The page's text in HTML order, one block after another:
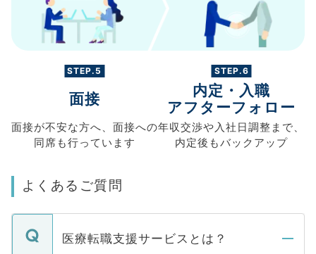
STEP.5
面接
面接が不安な方へ、 面接への
同席も行っています
STEP.6
内定・入職
アフターフォロー
年収交渉や入社日調整まで、
内定後もバックアップ
よくあるご質問
医療転職支援サービスとは？